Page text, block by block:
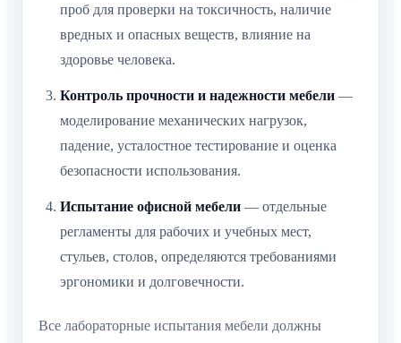
проб для проверки на токсичность, наличие
вредных и опасных веществ, влияние на
здоровье человека.
Контроль прочности и надежности мебели —
моделирование механических нагрузок,
падение, усталостное тестирование и оценка
безопасности использования.
Испытание офисной мебели — отдельные
регламенты для рабочих и учебных мест,
стульев, столов, определяются требованиями
эргономики и долговечности.
Все лабораторные испытания мебели должны